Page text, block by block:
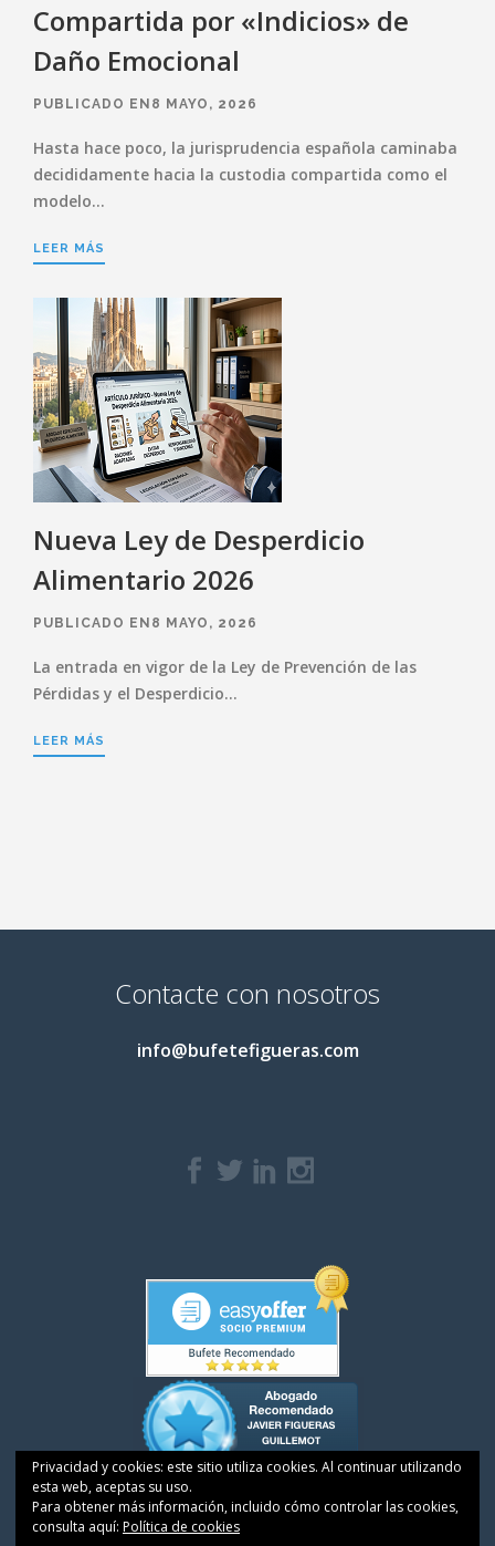
Compartida por «Indicios» de
Daño Emocional
PUBLICADO EN8 MAYO, 2026
Hasta hace poco, la jurisprudencia española caminaba
decididamente hacia la custodia compartida como el
modelo…
LEER MÁS
Nueva Ley de Desperdicio
Alimentario 2026
PUBLICADO EN8 MAYO, 2026
La entrada en vigor de la Ley de Prevención de las
Pérdidas y el Desperdicio…
LEER MÁS
Contacte con nosotros
info@bufetefigueras.com
Privacidad y cookies: este sitio utiliza cookies. Al continuar utilizando
esta web, aceptas su uso.
Para obtener más información, incluido cómo controlar las cookies,
consulta aquí: Política de cookies